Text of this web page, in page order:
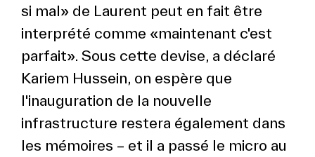
si mal» de Laurent peut en fait être
interprété comme «maintenant c'est
parfait». Sous cette devise, a déclaré
Kariem Hussein, on espère que
l'inauguration de la nouvelle
infrastructure restera également dans
les mémoires – et il a passé le micro au